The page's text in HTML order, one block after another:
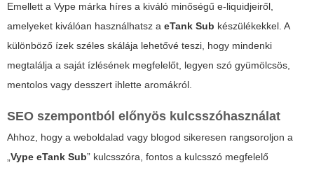
Emellett a Vype márka híres a kiváló minőségű e-liquidjeiről,
amelyeket kiválóan használhatsz a eTank Sub készülékekkel. A
különböző ízek széles skálája lehetővé teszi, hogy mindenki
megtalálja a saját ízlésének megfelelőt, legyen szó gyümölcsös,
mentolos vagy desszert ihlette aromákról.
SEO szempontból előnyös kulcsszóhasználat
Ahhoz, hogy a weboldalad vagy blogod sikeresen rangsoroljon a
„Vype eTank Sub” kulcsszóra, fontos a kulcsszó megfelelő